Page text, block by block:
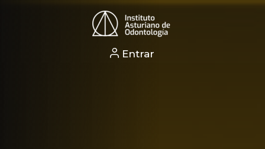
Entrar